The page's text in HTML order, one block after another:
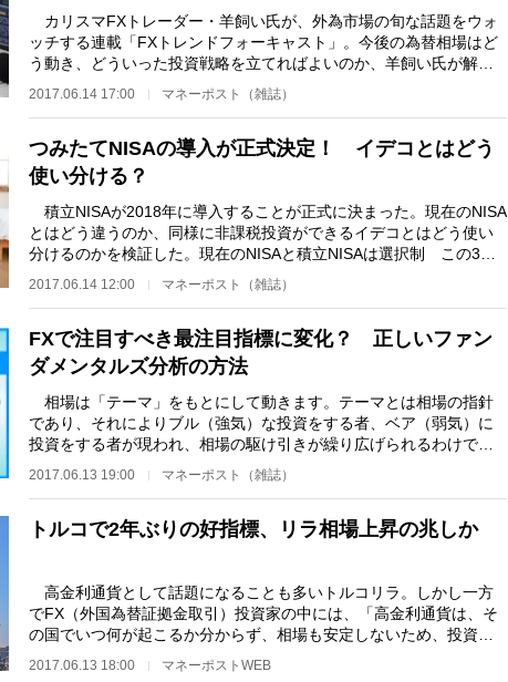
カリスマFXトレーダー・羊飼い氏が、外為市場の旬な話題をウォ
ッチする連載「FXトレンドフォーキャスト」。今後の為替相場はど
う動き、どういった投資戦略を立てればよいのか、羊飼い氏が解説
2017.06.14 17:00 マネーポスト（雑誌）
つみたてNISAの導入が正式決定！ イデコとはどう
使い分ける？
積立NISAが2018年に導入することが正式に決まった。現在のNISA
とはどう違うのか、同様に非課税投資ができるイデコとはどう使い
分けるのかを検証した。現在のNISAと積立NISAは選択制 この3月
2017.06.14 12:00 マネーポスト（雑誌）
FXで注目すべき最注目指標に変化？ 正しいファン
ダメンタルズ分析の方法
相場は「テーマ」をもとにして動きます。テーマとは相場の指針
であり、それによりブル（強気）な投資をする者、ベア（弱気）に
投資をする者が現われ、相場の駆け引きが繰り広げられるわけで
2017.06.13 19:00 マネーポスト（雑誌）
トルコで2年ぶりの好指標、リラ相場上昇の兆しか
高金利通貨として話題になることも多いトルコリラ。しかし一方
でFX（外国為替証拠金取引）投資家の中には、「高金利通貨は、そ
の国でいつ何が起こるか分からず、相場も安定しないため、投資対
2017.06.13 18:00 マネーポストWEB